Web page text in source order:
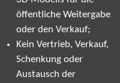
öffentliche Weitergabe
oder den Verkauf;
Kein Vertrieb, Verkauf,
Schenkung oder
Austausch der